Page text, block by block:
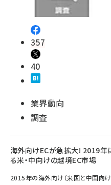
357
40
業界動向
調査
海外向けECが急拡大! 2019年
る米・中向けの越境EC市場
2015年の海外向け（米国と中国向